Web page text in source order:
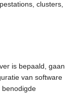
clusters,
is bepaald, gaan
van software
benodigde